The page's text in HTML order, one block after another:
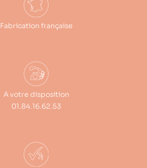
Fabrication française
A votre disposition
01.84.16.62.53